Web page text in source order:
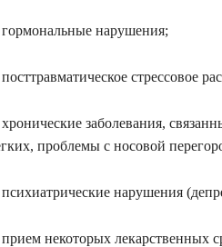
гормональные нарушения;
стрессовое
хронические заболевания,
проблемы с носовой
нарушения
некоторых лекарственных